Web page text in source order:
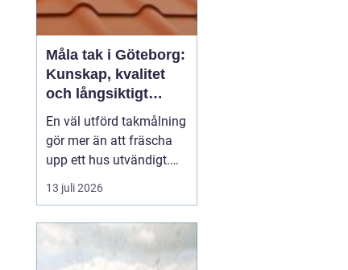
Måla tak i Göteborg:
Kunskap, kvalitet
och långsiktigt
skydd vid
takmålning i
Göteborg
En väl utförd takmålning
gör mer än att fräscha
upp ett hus utvändigt.
Den förlänger takets
livslängd, skyddar mot
spara stora pengar på
sikt. I en kuststad som
13 juli 2026